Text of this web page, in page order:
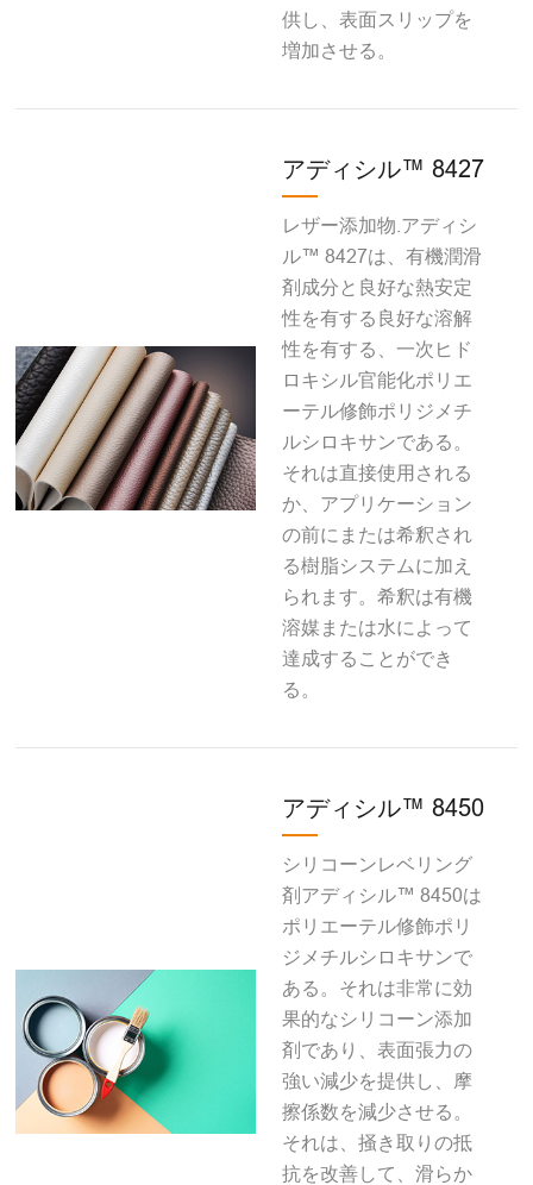
供し、表面スリップを
増加させる。
アディシル™ 8427
レザー添加物.アディシ
ル™ 8427は、有機潤滑
剤成分と良好な熱安定
性を有する良好な溶解
性を有する、一次ヒド
ロキシル官能化ポリエ
ーテル修飾ポリジメチ
ルシロキサンである。
それは直接使用される
か、アプリケーション
の前にまたは希釈され
る樹脂システムに加え
られます。希釈は有機
溶媒または水によって
達成することができ
る。
アディシル™ 8450
シリコーンレベリング
剤アディシル™ 8450は
ポリエーテル修飾ポリ
ジメチルシロキサンで
ある。それは非常に効
果的なシリコーン添加
剤であり、表面張力の
強い減少を提供し、摩
擦係数を減少させる。
それは、掻き取りの抵
抗を改善して、滑らか